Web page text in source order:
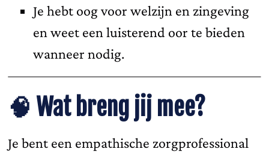
Je hebt oog voor welzijn en zingeving
en weet een luisterend oor te bieden
wanneer nodig.
🧠 Wat breng jij mee?
Je bent een empathische zorgprofessional